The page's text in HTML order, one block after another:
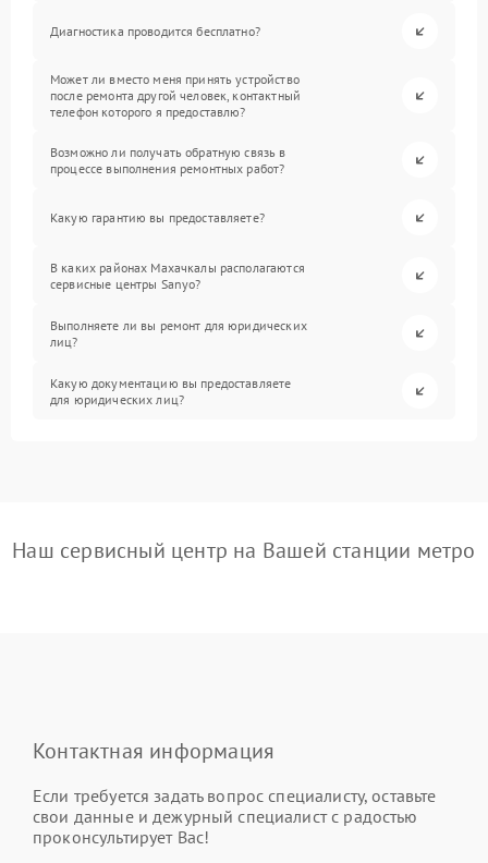
Диагностика проводится бесплатно?
Может ли вместо меня принять устройство
после ремонта другой человек, контактный
телефон которого я предоставлю?
Возможно ли получать обратную связь в
процессе выполнения ремонтных работ?
Какую гарантию вы предоставляете?
В каких районах Махачкалы располагаются
сервисные центры Sanyo?
Выполняете ли вы ремонт для юридических
лиц?
Какую документацию вы предоставляете
для юридических лиц?
Наш сервисный центр на Вашей станции метро
Контактная информация
Если требуется задать вопрос специалисту, оставьте
свои данные и дежурный специалист с радостью
проконсультирует Вас!